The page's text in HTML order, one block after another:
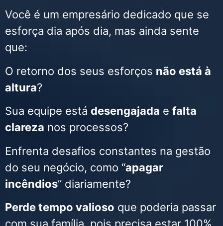
Você é um empresário dedicado que se
esforça dia após dia, mas ainda sente
que:
O retorno dos seus esforços não está à
altura?
Sua equipe está desengajada e falta
clareza nos processos?
Enfrenta desafios constantes na gestão
do seu negócio, como “apagar
incêndios” diariamente?
Perde tempo valioso que poderia passar